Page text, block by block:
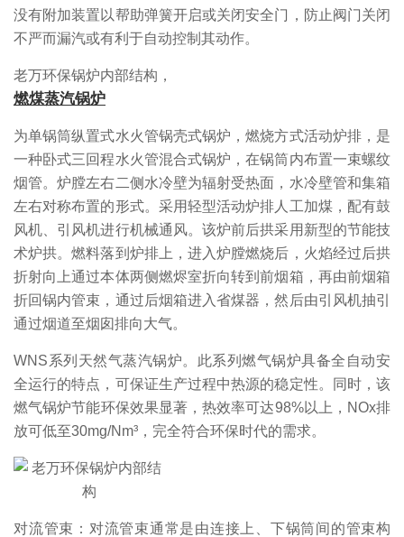
没有附加装置以帮助弹簧开启或关闭安全门，防止阀门关闭
不严而漏汽或有利于自动控制其动作。
老万环保锅炉内部结构，
燃煤蒸汽锅炉
为单锅筒纵置式水火管锅壳式锅炉，燃烧方式活动炉排，是
一种卧式三回程水火管混合式锅炉，在锅筒内布置一束螺纹
烟管。炉膛左右二侧水冷壁为辐射受热面，水冷壁管和集箱
左右对称布置的形式。采用轻型活动炉排人工加煤，配有鼓
风机、引风机进行机械通风。该炉前后拱采用新型的节能技
术炉拱。燃料落到炉排上，进入炉膛燃烧后，火焰经过后拱
折射向上通过本体两侧燃烬室折向转到前烟箱，再由前烟箱
折回锅内管束，通过后烟箱进入省煤器，然后由引风机抽引
通过烟道至烟囱排向大气。
WNS系列天然气蒸汽锅炉。此系列燃气锅炉具备全自动安
全运行的特点，可保证生产过程中热源的稳定性。同时，该
燃气锅炉节能环保效果显著，热效率可达98%以上，NOx排
放可低至30mg/Nm³，完全符合环保时代的需求。
对流管束：对流管束通常是由连接上、下锅筒间的管束构